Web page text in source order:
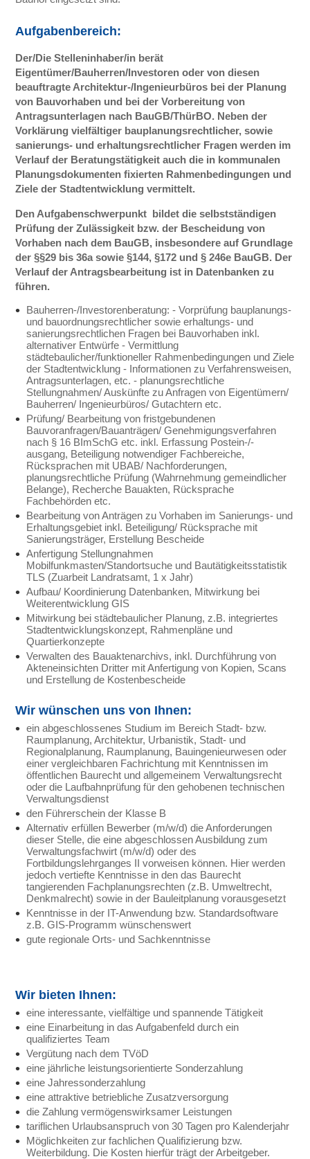
Aufgabenbereich:
Der/Die Stelleninhaber/in berät
Eigentümer/Bauherren/Investoren oder von diesen
beauftragte Architektur-/Ingenieurbüros bei der Planung
von Bauvorhaben und bei der Vorbereitung von
Antragsunterlagen nach BauGB/ThürBO. Neben der
Vorklärung vielfältiger bauplanungsrechtlicher, sowie
sanierungs- und erhaltungsrechtlicher Fragen werden im
Verlauf der Beratungstätigkeit auch die in kommunalen
Planungsdokumenten fixierten Rahmenbedingungen und
Ziele der Stadtentwicklung vermittelt.
Den Aufgabenschwerpunkt bildet die selbstständigen
Prüfung der Zulässigkeit bzw. der Bescheidung von
Vorhaben nach dem BauGB, insbesondere auf Grundlage
der §§29 bis 36a sowie §144, §172 und § 246e BauGB. Der
Verlauf der Antragsbearbeitung ist in Datenbanken zu
führen.
Bauherren-/Investorenberatung: - Vorprüfung bauplanungs-
und bauordnungsrechtlicher sowie erhaltungs- und
sanierungsrechtlichen Fragen bei Bauvorhaben inkl.
alternativer Entwürfe - Vermittlung
städtebaulicher/funktioneller Rahmenbedingungen und Ziele
der Stadtentwicklung - Informationen zu Verfahrensweisen,
Antragsunterlagen, etc. - planungsrechtliche
Stellungnahmen/ Auskünfte zu Anfragen von Eigentümern/
Bauherren/ Ingenieurbüros/ Gutachtern etc.
Prüfung/ Bearbeitung von fristgebundenen
Bauvoranfragen/Bauanträgen/ Genehmigungsverfahren
nach § 16 BImSchG etc. inkl. Erfassung Postein-/-
ausgang, Beteiligung notwendiger Fachbereiche,
Rücksprachen mit UBAB/ Nachforderungen,
planungsrechtliche Prüfung (Wahrnehmung gemeindlicher
Belange), Recherche Bauakten, Rücksprache
Fachbehörden etc.
Bearbeitung von Anträgen zu Vorhaben im Sanierungs- und
Erhaltungsgebiet inkl. Beteiligung/ Rücksprache mit
Sanierungsträger, Erstellung Bescheide
Anfertigung Stellungnahmen
Mobilfunkmasten/Standortsuche und Bautätigkeitsstatistik
TLS (Zuarbeit Landratsamt, 1 x Jahr)
Aufbau/ Koordinierung Datenbanken, Mitwirkung bei
Weiterentwicklung GIS
Mitwirkung bei städtebaulicher Planung, z.B. integriertes
Stadtentwicklungskonzept, Rahmenpläne und
Quartierkonzepte
Verwalten des Bauaktenarchivs, inkl. Durchführung von
Akteneinsichten Dritter mit Anfertigung von Kopien, Scans
und Erstellung de Kostenbescheide
Wir wünschen uns von Ihnen:
ein abgeschlossenes Studium im Bereich Stadt- bzw.
Raumplanung, Architektur, Urbanistik, Stadt- und
Regionalplanung, Raumplanung, Bauingenieurwesen oder
einer vergleichbaren Fachrichtung mit Kenntnissen im
öffentlichen Baurecht und allgemeinem Verwaltungsrecht
oder die Laufbahnprüfung für den gehobenen technischen
Verwaltungsdienst
den Führerschein der Klasse B
Alternativ erfüllen Bewerber (m/w/d) die Anforderungen
dieser Stelle, die eine abgeschlossen Ausbildung zum
Verwaltungsfachwirt (m/w/d) oder des
Fortbildungslehrganges II vorweisen können. Hier werden
jedoch vertiefte Kenntnisse in den das Baurecht
tangierenden Fachplanungsrechten (z.B. Umweltrecht,
Denkmalrecht) sowie in der Bauleitplanung vorausgesetzt
Kenntnisse in der IT-Anwendung bzw. Standardsoftware
z.B. GIS-Programm wünschenswert
gute regionale Orts- und Sachkenntnisse
Wir bieten Ihnen:
eine interessante, vielfältige und spannende Tätigkeit
eine Einarbeitung in das Aufgabenfeld durch ein
qualifiziertes Team
Vergütung nach dem TVöD
eine jährliche leistungsorientierte Sonderzahlung
eine Jahressonderzahlung
eine attraktive betriebliche Zusatzversorgung
die Zahlung vermögenswirksamer Leistungen
tariflichen Urlaubsanspruch von 30 Tagen pro Kalenderjahr
Möglichkeiten zur fachlichen Qualifizierung bzw.
Weiterbildung. Die Kosten hierfür trägt der Arbeitgeber.